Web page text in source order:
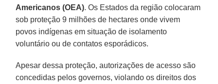
Americanos (OEA). Os Estados da região colocaram
sob proteção 9 milhões de hectares onde vivem
povos indígenas em situação de isolamento
voluntário ou de contatos esporádicos.
Apesar dessa proteção, autorizações de acesso são
concedidas pelos governos, violando os direitos dos